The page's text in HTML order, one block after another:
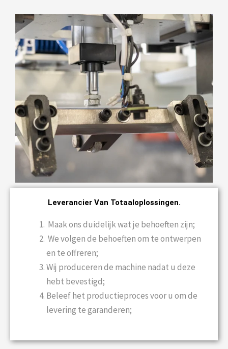
Leverancier Van Totaaloplossingen.
Maak ons duidelijk wat je behoeften zijn;
We volgen de behoeften om te ontwerpen
en te offreren;
Wij produceren de machine nadat u deze
hebt bevestigd;
Beleef het productieproces voor u om de
levering te garanderen;